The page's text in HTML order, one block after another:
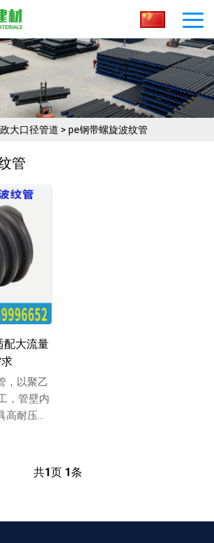
大口径管道 > pe钢带螺旋波纹管
管
配大流量
，以聚乙
，管壁内
高耐压性
共1页 1条